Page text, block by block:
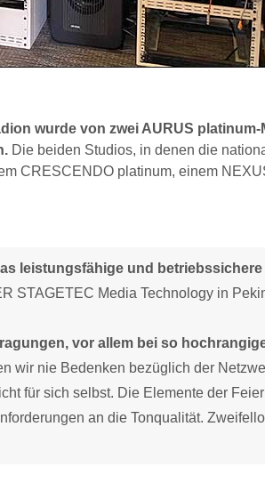
wurde von zwei AURUS
Die beiden Studios, in denen die
CRESCENDO platinum, einem
leistungsfähige und betriebssichere
STAGETEC Media Technology in
vor allem bei so
wir nie Bedenken bezüglich der
für sich selbst. Die Elemente der
an die Tonqualität.